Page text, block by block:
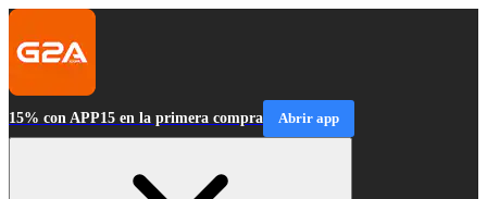
15% con APP15 en la primera compra Abrir app